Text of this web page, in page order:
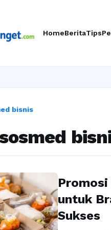
HomeBeritaTips
bisnis
untuk
Sukses